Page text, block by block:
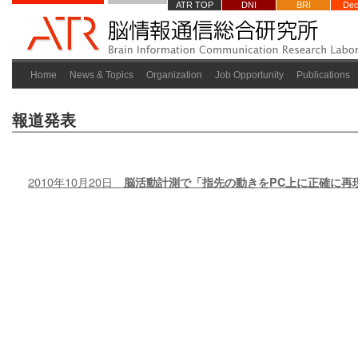
ATR TOP DNI BRI
Home News & Topics Organization Job Opportunity Publications
報道発表
2010年10月20日 脳活動計測で「指先の動きをPC上に正確に